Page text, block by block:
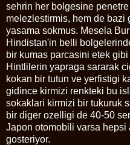
sehrin her bolgesine
melezlestirmis, hem de
yasama sokmus. Mesela
Hindistan'in belli
bir kumas parcasini etek
Hintlilerin yapraga sararak
kokan bir tutun ve yerfistigi
gidince kirmizi renkteki bu
sokaklari kirmizi bir tukuruk
bir diger ozelligi de 40-50
Japon otomobili varsa
gosteriyor.